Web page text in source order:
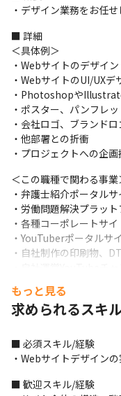
・デザイン業務をお任
■ 詳細
＜具体例＞
・Webサイトのデザイン
・WebサイトのUI/UXデ
・Photoshopや
・ポスター、パンフレ
・会社ロゴ、ブランド
・他部署との折衝
・プロジェクトへの企
＜この職種で関わる事業
・弁護士紹介ポータルサ
・労働問題解決プラッ
・各種コーポレートサイ
・YouTuberポータルサ
・自社制作の印刷物、
＜当社企画/制作サイト＞
https://xn--
https://atomfirm.com
https://utubernext.jp
https://
もっと見る
求められるスキ
■ 必須スキル/経験
・Webサイトデザイン
■ 歓迎スキル/経験